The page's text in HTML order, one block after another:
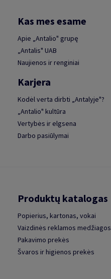
Kas mes esame
Apie „Antalio" grupę
„Antalis" UAB
Naujienos ir renginiai
Karjera
Kodėl verta dirbti „Antalyje"?
„Antalio" kultūra
Vertybės ir elgsena
Darbo pasiūlymai
Produktų katalogas
Popierius, kartonas, vokai
Vaizdinės reklamos medžiagos
Pakavimo prekės
Švaros ir higienos prekės